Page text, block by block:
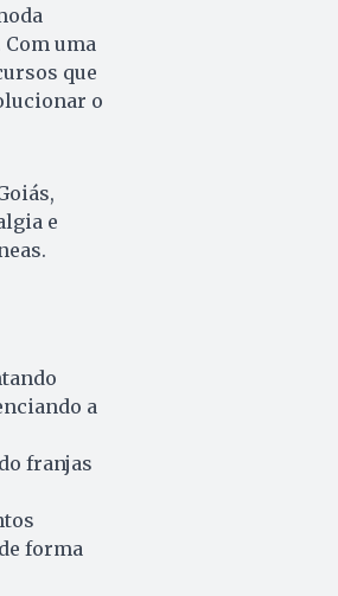
uma
que
o
e
a
franjas
forma